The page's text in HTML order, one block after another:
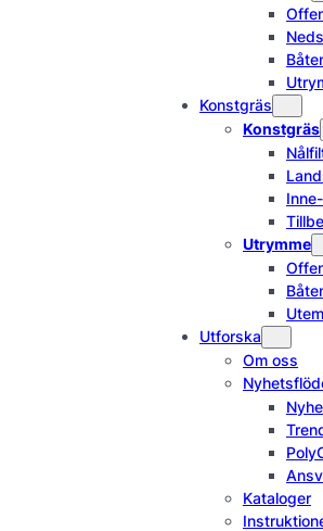
Konstgräs
Konstgräs
Utrymme
Utforska
Om oss
Kataloger